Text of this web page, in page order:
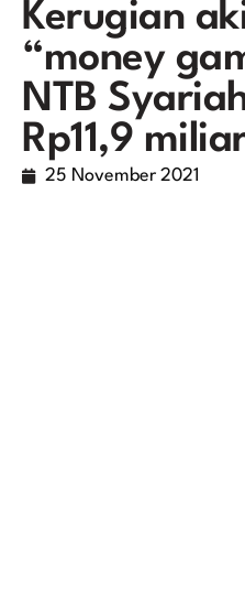
Kerugian
“money
NTB
Rp11,9
25 November 2021